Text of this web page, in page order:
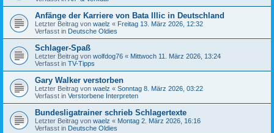
Anfänge der Karriere von Bata Illic in Deutschland
Letzter Beitrag von waelz « Freitag 13. März 2026, 12:32
Verfasst in Deutsche Oldies
Schlager-Spaß
Letzter Beitrag von wolfdog76 « Mittwoch 11. März 2026, 13:24
Verfasst in TV-Tipps
Gary Walker verstorben
Letzter Beitrag von waelz « Sonntag 8. März 2026, 03:22
Verfasst in Verstorbene Interpreten
Bundesligatrainer schrieb Schlagertexte
Letzter Beitrag von waelz « Montag 2. März 2026, 16:16
Verfasst in Deutsche Oldies